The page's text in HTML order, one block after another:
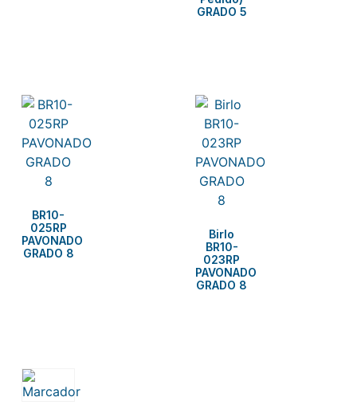
GRADO 5
BR10-
025RP
PAVONADO
GRADO 8
Birlo
BR10-
023RP
PAVONADO
GRADO 8